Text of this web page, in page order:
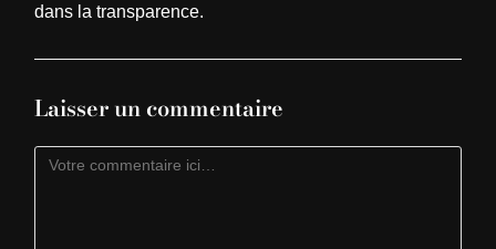
dans la transparence.
Laisser un commentaire